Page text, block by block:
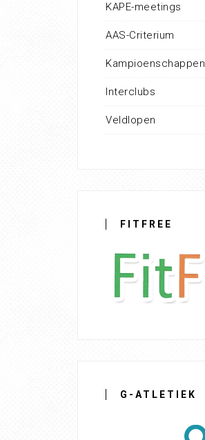
KAPE-meetings
AAS-Criterium
Kampioenschappen
Interclubs
Veldlopen
FITFREE
G-ATLETIEK